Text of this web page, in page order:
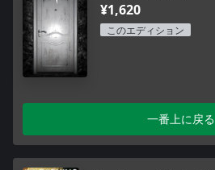
¥1,620
このエディション
一番上に戻る